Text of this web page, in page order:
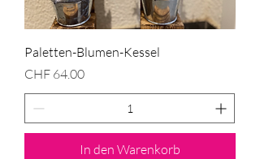
Paletten-Blumen-Kessel
Preis
CHF 64.00
In den Warenkorb